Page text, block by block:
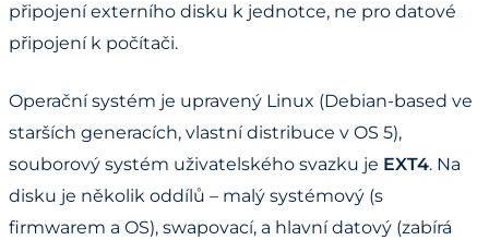
připojení externího disku k jednotce, ne pro datové
připojení k počítači.
Operační systém je upravený Linux (Debian-based ve
starších generacích, vlastní distribuce v OS 5),
souborový systém uživatelského svazku je EXT4. Na
disku je několik oddílů – malý systémový (s
firmwarem a OS), swapovací, a hlavní datový (zabírá